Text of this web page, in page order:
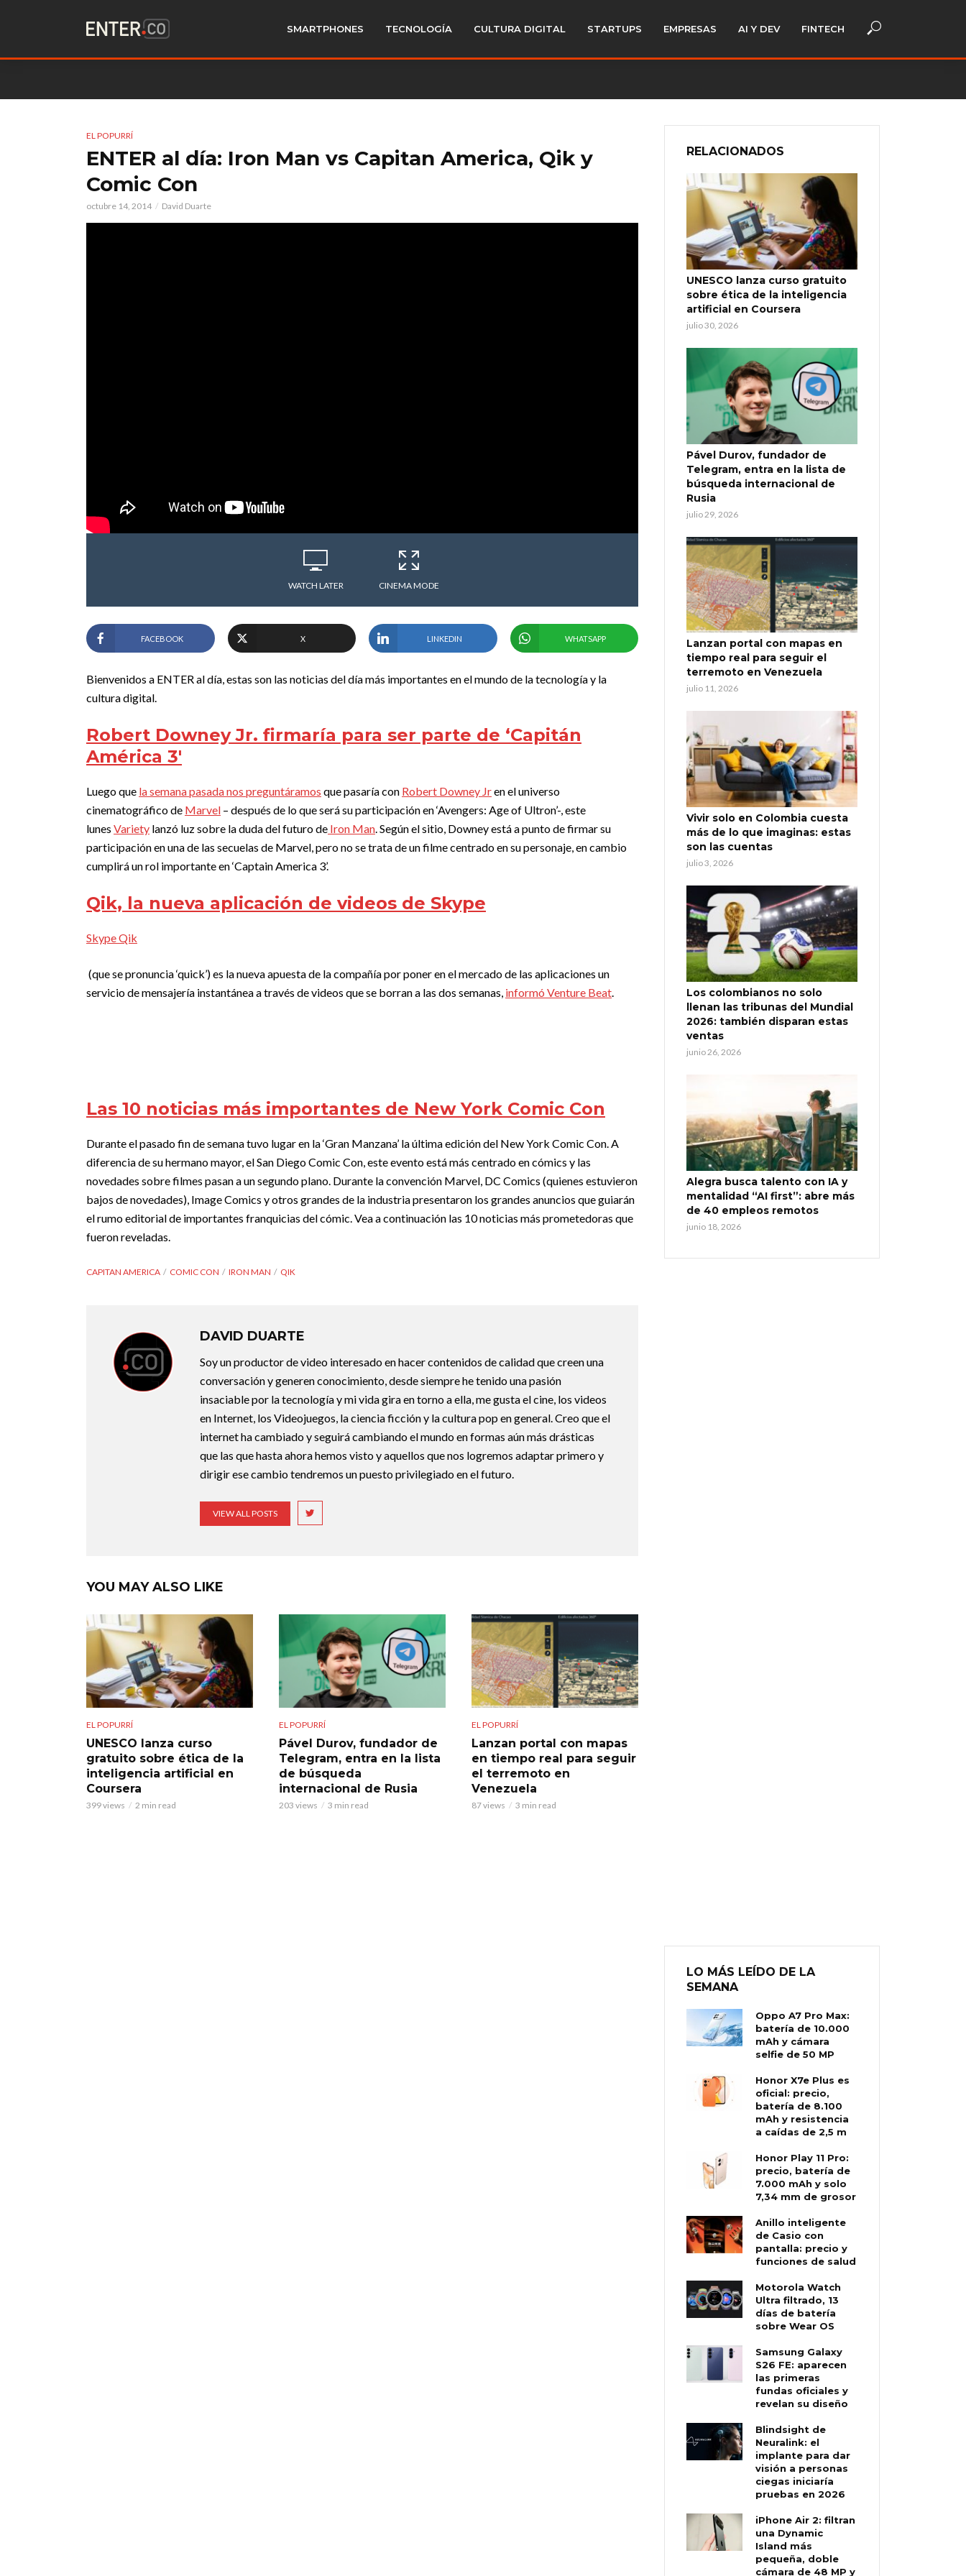
SMARTPHONES TECNOLOGÍA CULTURA DIGITAL STARTUPS EMPRESAS AI Y DEV FINTECH
EL POPURRÍ
ENTER al día: Iron Man vs Capitan America, Qik y
Comic Con
octubre 14, 2014 David Duarte
WATCH LATER CINEMA MODE
FACEBOOK X LINKEDIN WHATSAPP
Bienvenidos a ENTER al día, estas son las noticias del día más importantes en el mundo de la tecnología y la
cultura digital.
Robert Downey Jr. firmaría para ser parte de ‘Capitán
América 3′
Luego que la semana pasada nos preguntáramos que pasaría con Robert Downey Jren el universo
cinematográfico de Marvel – después de lo que será su participación en ‘Avengers: Age of Ultron’-, este
lunes Variety lanzó luz sobre la duda del futuro de Iron Man. Según el sitio, Downey está a punto de firmar su
participación en una de las secuelas de Marvel, pero no se trata de un filme centrado en su personaje, en cambio
cumplirá un rol importante en ‘Captain America 3’.
Qik, la nueva aplicación de videos de Skype
Skype Qik
(que se pronuncia ‘quick’) es la nueva apuesta de la compañía por poner en el mercado de las aplicaciones un
servicio de mensajería instantánea a través de videos que se borran a las dos semanas, informó Venture Beat.
Las 10 noticias más importantes de New York Comic Con
Durante el pasado fin de semana tuvo lugar en la ‘Gran Manzana’ la última edición del New York Comic Con. A
diferencia de su hermano mayor, el San Diego Comic Con, este evento está más centrado en cómics y las
novedades sobre filmes pasan a un segundo plano. Durante la convención Marvel, DC Comics (quienes estuvieron
bajos de novedades), Image Comics y otros grandes de la industria presentaron los grandes anuncios que guiarán
el rumo editorial de importantes franquicias del cómic. Vea a continuación las 10 noticias más prometedoras que
fueron reveladas.
CAPITAN AMERICA COMIC CON IRON MAN QIK
DAVID DUARTE
Soy un productor de video interesado en hacer contenidos de calidad que creen una
conversación y generen conocimiento, desde siempre he tenido una pasión
insaciable por la tecnología y mi vida gira en torno a ella, me gusta el cine, los videos
en Internet, los Videojuegos, la ciencia ficción y la cultura pop en general. Creo que el
internet ha cambiado y seguirá cambiando el mundo en formas aún más drásticas
que las que hasta ahora hemos visto y aquellos que nos logremos adaptar primero y
dirigir ese cambio tendremos un puesto privilegiado en el futuro.
VIEW ALL POSTS
YOU MAY ALSO LIKE
EL POPURRÍ
UNESCO lanza curso
gratuito sobre ética de la
inteligencia artificial en
Coursera
399 views 2 min read
EL POPURRÍ
Pável Durov, fundador de
Telegram, entra en la lista
de búsqueda
internacional de Rusia
203 views 3 min read
EL POPURRÍ
Lanzan portal con mapas
en tiempo real para seguir
el terremoto en
Venezuela
87 views 3 min read
RELACIONADOS
UNESCO lanza curso gratuito
sobre ética de la inteligencia
artificial en Coursera
julio 30, 2026
Pável Durov, fundador de
Telegram, entra en la lista de
búsqueda internacional de
Rusia
julio 29, 2026
Lanzan portal con mapas en
tiempo real para seguir el
terremoto en Venezuela
julio 11, 2026
Vivir solo en Colombia cuesta
más de lo que imaginas: estas
son las cuentas
julio 3, 2026
Los colombianos no solo
llenan las tribunas del Mundial
2026: también disparan estas
ventas
junio 26, 2026
Alegra busca talento con IA y
mentalidad “AI first”: abre más
de 40 empleos remotos
junio 18, 2026
LO MÁS LEÍDO DE LA
SEMANA
Oppo A7 Pro Max:
batería de 10.000
mAh y cámara
selfie de 50 MP
Honor X7e Plus es
oficial: precio,
batería de 8.100
mAh y resistencia
a caídas de 2,5 m
Honor Play 11 Pro:
precio, batería de
7.000 mAh y solo
7,34 mm de grosor
Anillo inteligente
de Casio con
pantalla: precio y
funciones de salud
Motorola Watch
Ultra filtrado, 13
días de batería
sobre Wear OS
Samsung Galaxy
S26 FE: aparecen
las primeras
fundas oficiales y
revelan su diseño
Blindsight de
Neuralink: el
implante para dar
visión a personas
ciegas iniciaría
pruebas en 2026
iPhone Air 2: filtran
una Dynamic
Island más
pequeña, doble
cámara de 48 MP y